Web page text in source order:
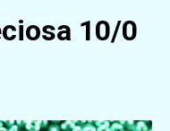
10/0